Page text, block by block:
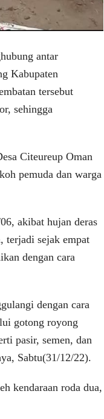
antar
Kabupaten
tersebut
sehingga
Citeureup Oman
pemuda dan warga
akibat hujan deras
terjadi sejak empat
dengan cara
dengan cara
gotong royong
pasir, semen, dan
Sabtu(31/12/22).
kendaraan roda dua,